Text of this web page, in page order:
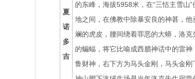
夏
诺
多
吉
的东峰，海拔5958米，在“三怙主雪山
地之间，在佛教中除暴安良的神甚，
斓的虎皮，腰间绕着罪恶的大蟒，洛
的蝙蝠，将它比喻成西腊神话中的雷
鲁财神，右下方为马头金刚，马头金刚